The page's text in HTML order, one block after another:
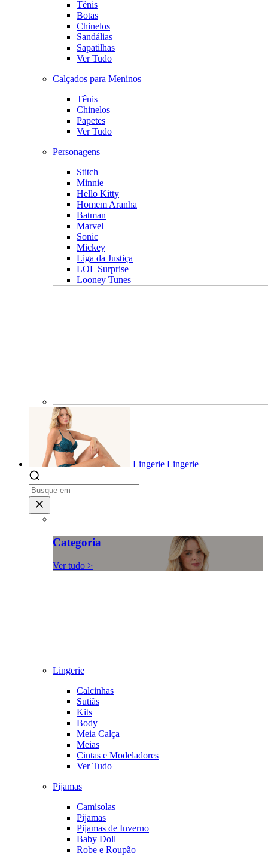
Tênis
Botas
Chinelos
Sandálias
Sapatilhas
Ver Tudo
Calçados para Meninos
Tênis
Chinelos
Papetes
Ver Tudo
Personagens
Stitch
Minnie
Hello Kitty
Homem Aranha
Batman
Marvel
Sonic
Mickey
Liga da Justiça
LOL Surprise
Looney Tunes
Lingerie Lingerie
Categoria
Ver tudo >
Lingerie
Calcinhas
Sutiãs
Kits
Body
Meia Calça
Meias
Cintas e Modeladores
Ver Tudo
Pijamas
Camisolas
Pijamas
Pijamas de Inverno
Baby Doll
Robe e Roupão